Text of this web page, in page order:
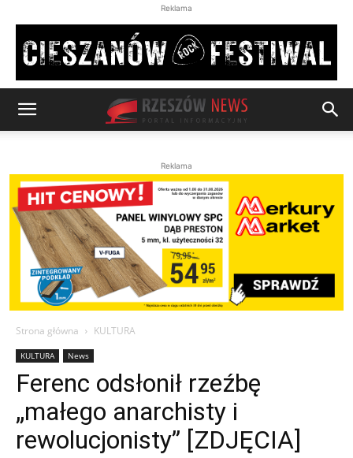
Reklama
Reklama
Strona główna KULTURA
KULTURA News
Ferenc odsłonił rzeźbę
„małego anarchisty i
rewolucjonisty” [ZDJĘCIA]